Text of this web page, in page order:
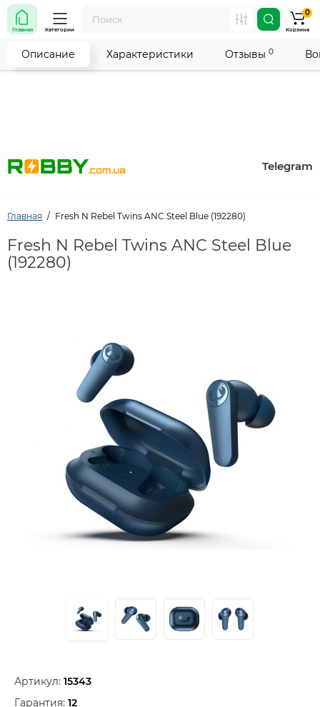
Внимание! Работа магазина временно приостановлена.
Мы делаем всё возможное, чтобы возобновить прием
заказов как можно скорее.
Telegram
Главная Категории
0
Корзина
Главная Fresh N Rebel Twins ANC Steel Blue (192280)
Fresh N Rebel Twins ANC Steel Blue
(192280)
Артикул: 15343
Гарантия: 12
Описание Характеристики Отзывы 0